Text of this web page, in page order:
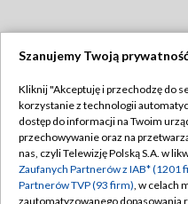
Abonament TVP
Emisja w TVP
Centrum informacji TVP
Szanujemy Twoją
Kliknij "Akceptuję i przechodzę do
korzystanie z technologii
dostęp do informacji na Twoim
przechowywanie oraz na
nas, czyli Telewizję Polską S.A. w
Zaufanych Partnerów z IAB* (1201
Partnerów TVP (93 firm), w celach
zautomatyzowanego dopasowania